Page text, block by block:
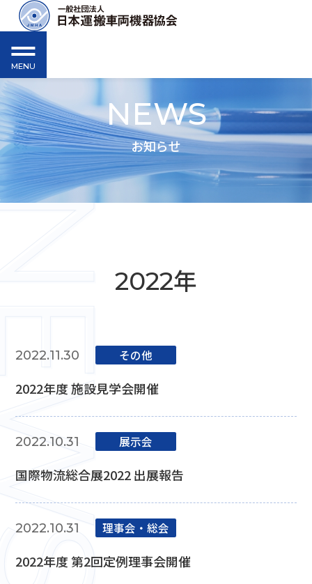
MENU
NEWS
お知らせ
2022年
2022.11.30 その他
2022年度 施設見学会開催
2022.10.31 展⽰会
国際物流総合展2022 出展報告
2022.10.31 理事会‧総会
2022年度 第2回定例理事会開催